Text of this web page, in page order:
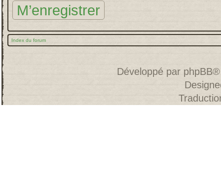
M’enregistrer
Index du forum
Développé par phpBB®